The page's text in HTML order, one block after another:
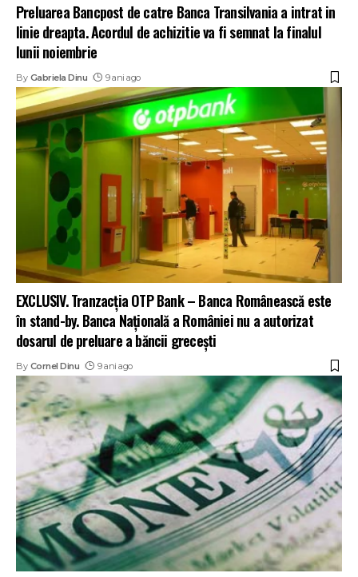
Preluarea Bancpost de catre Banca Transilvania a intrat in
linie dreapta. Acordul de achizitie va fi semnat la finalul
lunii noiembrie
By Gabriela Dinu 9 ani ago
EXCLUSIV. Tranzacția OTP Bank – Banca Românească este
în stand-by. Banca Națională a României nu a autorizat
dosarul de preluare a băncii grecești
By Cornel Dinu 9 ani ago